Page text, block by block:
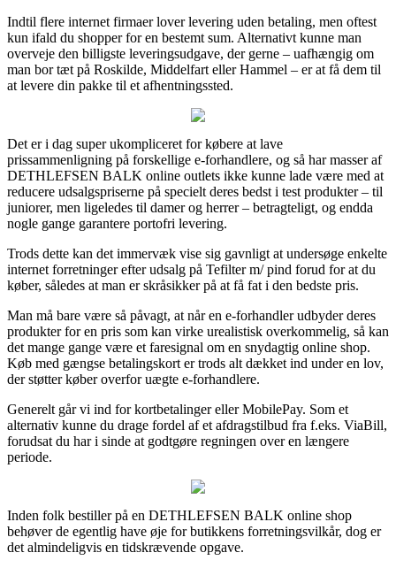
Indtil flere internet firmaer lover levering uden betaling, men oftest
kun ifald du shopper for en bestemt sum. Alternativt kunne man
overveje den billigste leveringsudgave, der gerne – uafhængig om
man bor tæt på Roskilde, Middelfart eller Hammel – er at få dem til
at levere din pakke til et afhentningssted.
Det er i dag super ukompliceret for købere at lave
prissammenligning på forskellige e-forhandlere, og så har masser af
DETHLEFSEN BALK online outlets ikke kunne lade være med at
reducere udsalgspriserne på specielt deres bedst i test produkter – til
juniorer, men ligeledes til damer og herrer – betragteligt, og endda
nogle gange garantere portofri levering.
Trods dette kan det immervæk vise sig gavnligt at undersøge enkelte
internet forretninger efter udsalg på Tefilter m/ pind forud for at du
køber, således at man er skråsikker på at få fat i den bedste pris.
Man må bare være så påvagt, at når en e-forhandler udbyder deres
produkter for en pris som kan virke urealistisk overkommelig, så kan
det mange gange være et faresignal om en snydagtig online shop.
Køb med gængse betalingskort er trods alt dækket ind under en lov,
der støtter køber overfor uægte e-forhandlere.
Generelt går vi ind for kortbetalinger eller MobilePay. Som et
alternativ kunne du drage fordel af et afdragstilbud fra f.eks. ViaBill,
forudsat du har i sinde at godtgøre regningen over en længere
periode.
Inden folk bestiller på en DETHLEFSEN BALK online shop
behøver de egentlig have øje for butikkens forretningsvilkår, dog er
det almindeligvis en tidskrævende opgave.